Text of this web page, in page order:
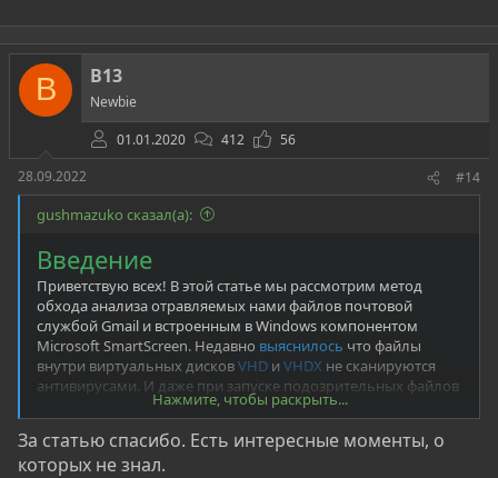
B B13
Newbie
01.01.2020
412
56
28.09.2022
#14
gushmazuko сказал(а):
Введение
Приветствую всех! В этой статье мы рассмотрим метод
обхода анализа отравляемых нами файлов почтовой
службой Gmail и встроенным в Windows компонентом
Microsoft SmartScreen. Недавно выяснилось что файлы
внутри виртуальных дисковVHD и VHDX не сканируются
антивирусами. И даже при запуске подозрительных файлов
внутри таких образов, служба SmartScreen не выдает
абсолютно никаких предупреждений пользователю. А
почтовые сервисы вовсе не умеют их читать и позволяют
беспрепятственно передавать внутри них вирусы.
Нажмите, чтобы раскрыть...
За статью спасибо. Есть интересные моменты, о
которых не знал.